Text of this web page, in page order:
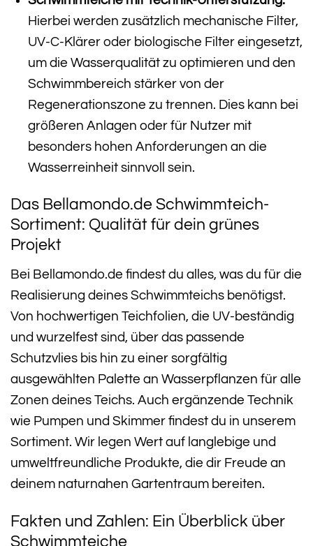
Hierbei werden zusätzlich mechanische Filter,
UV-C-Klärer oder biologische Filter eingesetzt,
um die Wasserqualität zu optimieren und den
Schwimmbereich stärker von der
Regenerationszone zu trennen. Dies kann bei
größeren Anlagen oder für Nutzer mit
besonders hohen Anforderungen an die
Wasserreinheit sinnvoll sein.
Das Bellamondo.de Schwimmteich-
Sortiment: Qualität für dein grünes
Projekt
Bei Bellamondo.de findest du alles, was du für die
Realisierung deines Schwimmteichs benötigst.
Von hochwertigen Teichfolien, die UV-beständig
und wurzelfest sind, über das passende
Schutzvlies bis hin zu einer sorgfältig
ausgewählten Palette an Wasserpflanzen für alle
Zonen deines Teichs. Auch ergänzende Technik
wie Pumpen und Skimmer findest du in unserem
Sortiment. Wir legen Wert auf langlebige und
umweltfreundliche Produkte, die dir Freude an
deinem naturnahen Gartentraum bereiten.
Fakten und Zahlen: Ein Überblick über
Schwimmteiche